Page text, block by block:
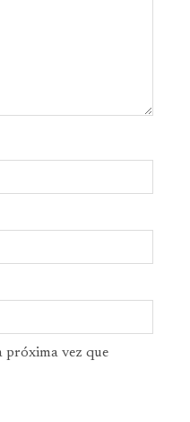
próxima vez que